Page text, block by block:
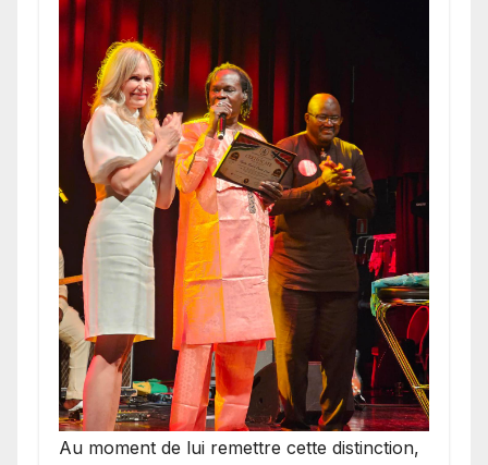
​Au moment de lui remettre cette distinction,